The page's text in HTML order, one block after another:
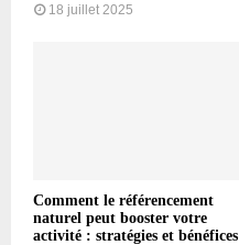
18 juillet 2025
Comment le référencement
naturel peut booster votre
activité : stratégies et bénéfices